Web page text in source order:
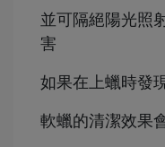
並可隔絕陽光照
害
如果在上蠟時發
軟蠟的清潔效果